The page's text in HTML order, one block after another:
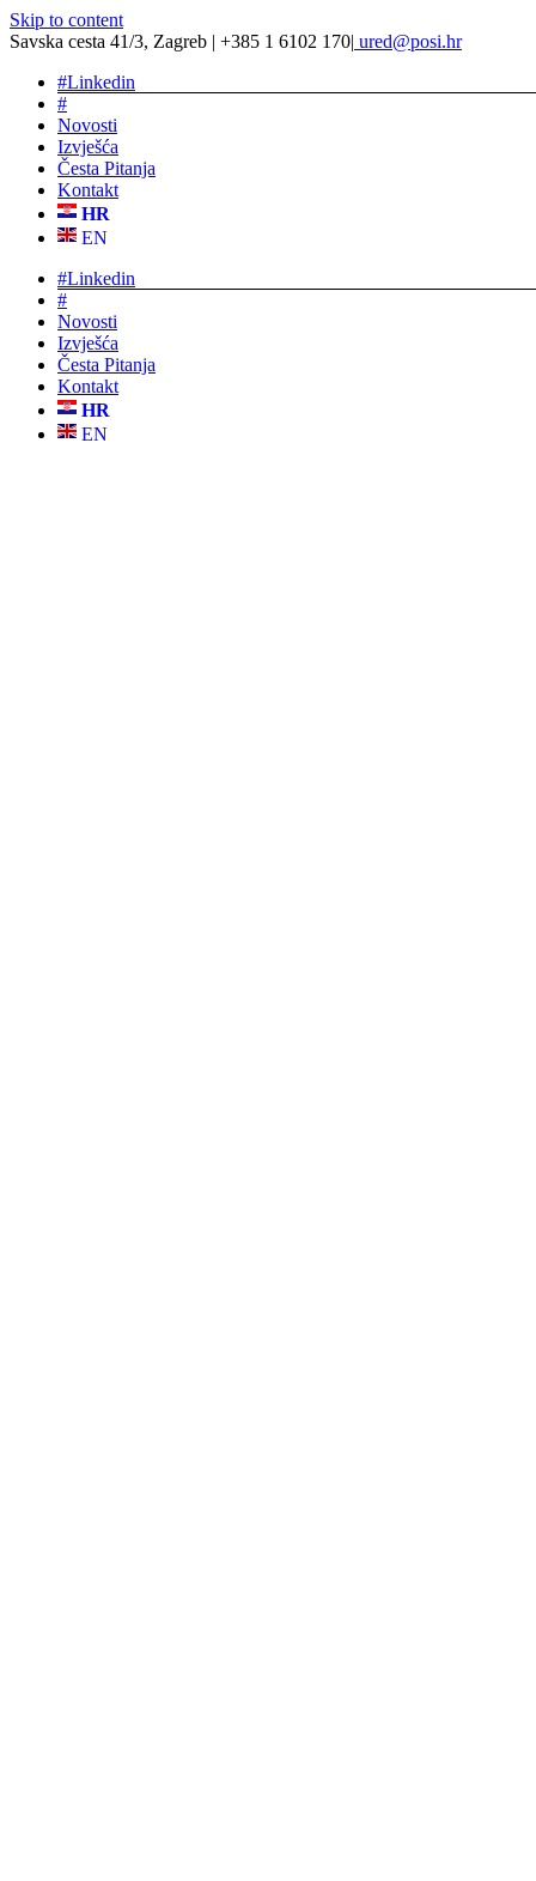
Skip to content
Savska cesta 41/3, Zagreb | +385 1 6102 170| ured@posi.hr
#Linkedin
#
Novosti
Izvješća
Česta Pitanja
Kontakt
HR
EN
#Linkedin
#
Novosti
Izvješća
Česta Pitanja
Kontakt
HR
EN